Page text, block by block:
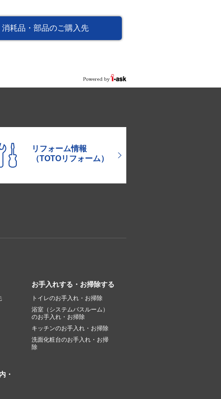
消耗品・部品のご購入先
リフォーム情報
（TOTOリフォーム）
お手入れする・お掃除する
トイレのお手入れ・お掃除
浴室（システムバスルーム）
のお手入れ・お掃除
キッチンのお手入れ・お掃除
洗面化粧台のお手入れ・お掃
除
・